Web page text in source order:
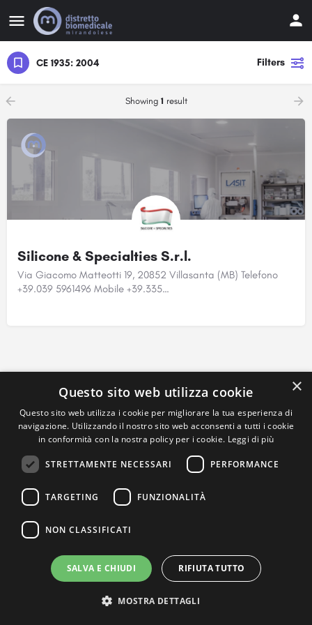
CE 1935: 2004 Filters
Showing 1 result
Silicone & Specialties S.r.l.
Via Giacomo Matteotti 19, 20852 Villasanta (MB) Telefono
+39.039 5961496 Mobile +39.335…
×
Questo sito web utilizza cookie
Questo sito web utilizza i cookie per migliorare la tua esperienza di
navigazione. Utilizzando il nostro sito web acconsenti a tutti i cookie
in conformità con la nostra policy per i cookie. Leggi di più
STRETTAMENTE NECESSARI PERFORMANCE
TARGETING FUNZIONALITÀ
NON CLASSIFICATI
SALVA E CHIUDI RIFIUTA TUTTO
MOSTRA DETTAGLI